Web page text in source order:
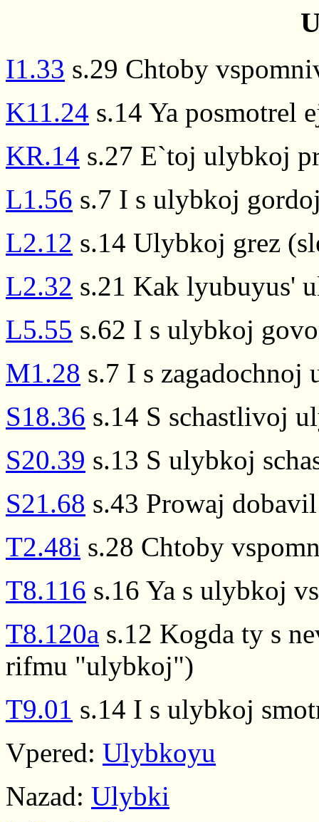
I1.33 s.29 Chtoby
K11.24 s.14 Ya posmotrel
KR.14 s.27 E`toj ulybkoj
L1.56 s.7 I s ulybkoj
L2.12 s.14 Ulybkoj grez
L2.32 s.21 Kak lyubuyus'
L5.55 s.62 I s ulybkoj
M1.28 s.7 I s zagadochnoj
S18.36 s.14 S schastlivoj
S20.39 s.13 S ulybkoj
S21.68 s.43 Prowaj
T2.48i s.28 Chtoby
T8.116 s.16 Ya s ulybkoj
T8.120a s.12 Kogda ty s
rifmu "ulybkoj")
T9.01 s.14 I s ulybkoj
Vpered: Ulybkoyu
Nazad: Ulybki